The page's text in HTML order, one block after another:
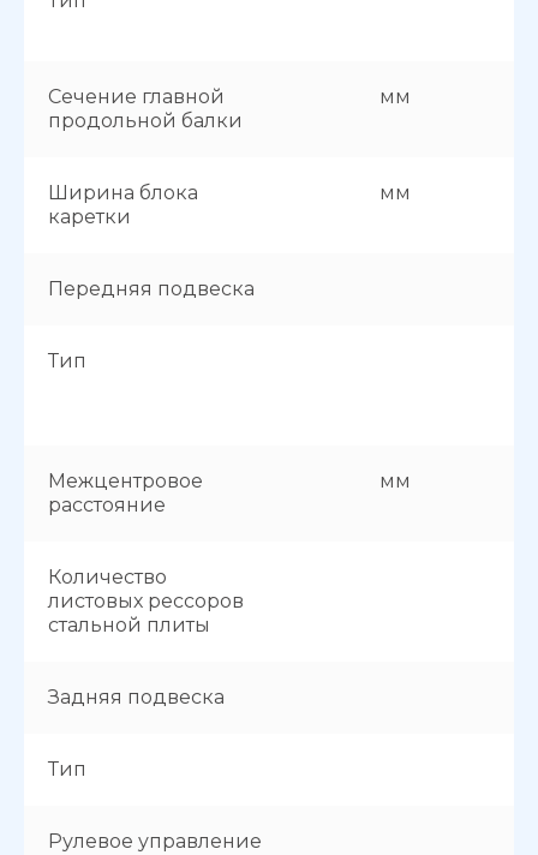
Сечение главной
продольной балки
мм
Ширина блока
каретки
мм
Передняя подвеска
Тип
Межцентровое
расстояние
мм
Количество
листовых рессоров
стальной плиты
Задняя подвеска
Тип
Рулевое управление